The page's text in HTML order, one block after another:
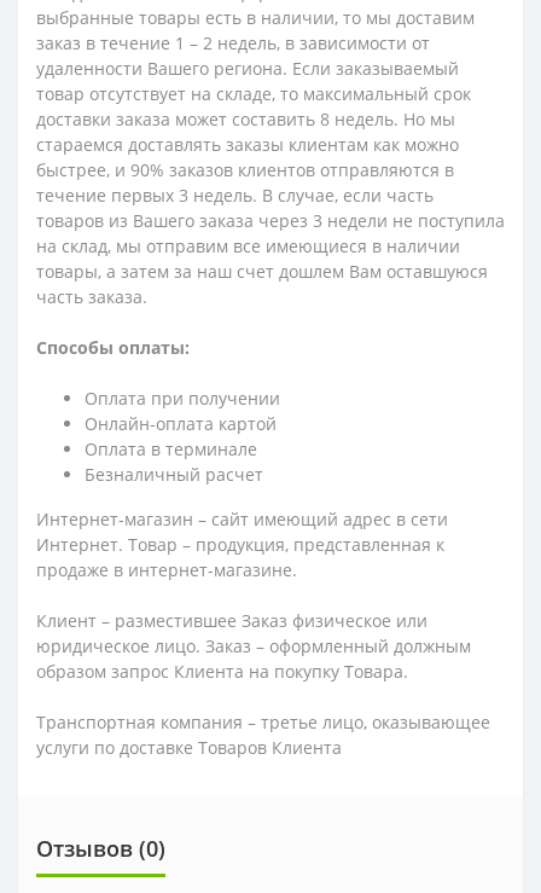
выбранные товары есть в наличии, то мы доставим
заказ в течение 1 – 2 недель, в зависимости от
удаленности Вашего региона. Если заказываемый
товар отсутствует на складе, то максимальный срок
доставки заказа может составить 8 недель. Но мы
стараемся доставлять заказы клиентам как можно
быстрее, и 90% заказов клиентов отправляются в
течение первых 3 недель. В случае, если часть
товаров из Вашего заказа через 3 недели не поступила
на склад, мы отправим все имеющиеся в наличии
товары, а затем за наш счет дошлем Вам оставшуюся
часть заказа.
Способы оплаты:
Оплата при получении
Онлайн-оплата картой
Оплата в терминале
Безналичный расчет
Интернет-магазин – сайт имеющий адрес в сети
Интернет. Товар – продукция, представленная к
продаже в интернет-магазине.
Клиент – разместившее Заказ физическое или
юридическое лицо. Заказ – оформленный должным
образом запрос Клиента на покупку Товара.
Транспортная компания – третье лицо, оказывающее
услуги по доставке Товаров Клиента
Отзывов (0)